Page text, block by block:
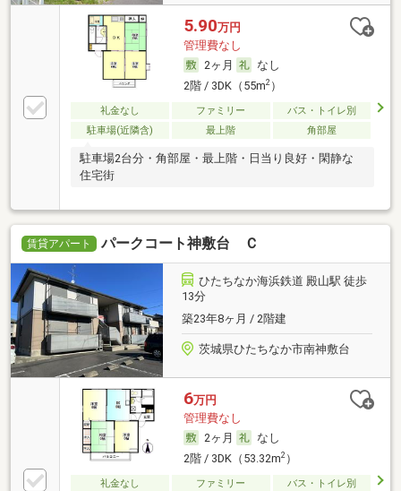
5.90万円
管理費なし
2ヶ月
なし
2階 / 3DK（55m2）
礼金なし ファミリー
バス・トイレ別
駐車場(近隣含)
最上階 角部屋
駐車場2台分・角部屋・最上階・日当り良好・閑静な
住宅街
賃貸アパート パークコート神敷台 Ｃ
ひたちなか海浜鉄道 殿山駅 徒歩
13分
築23年8ヶ月 / 2階建
茨城県ひたちなか市南神敷台
6万円
管理費なし
2ヶ月
なし
2階 / 3DK（53.32m2）
礼金なし ファミリー
バス・トイレ別